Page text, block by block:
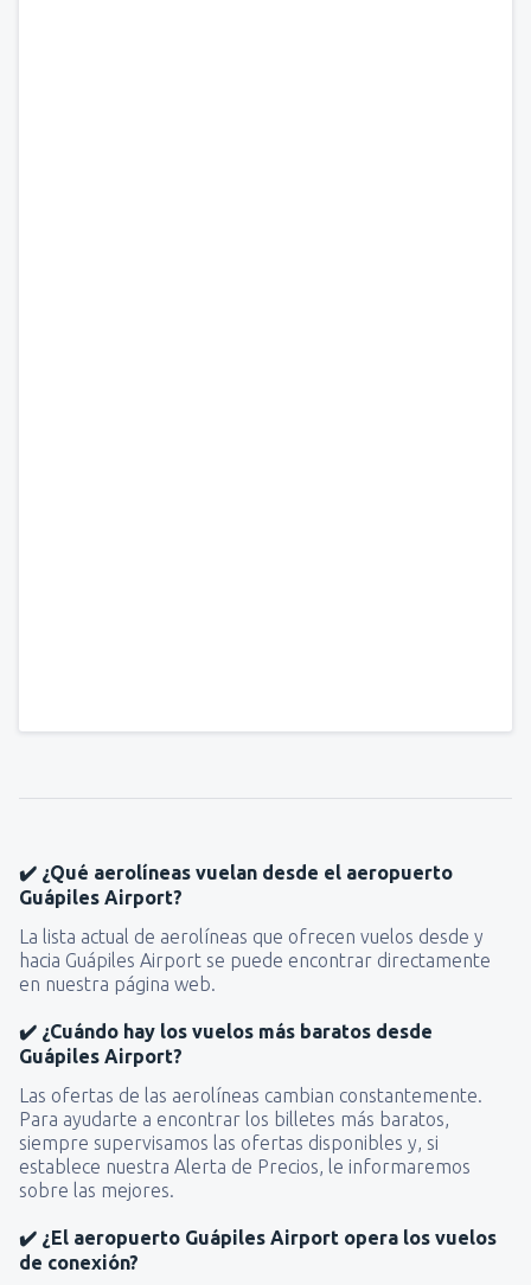
✔️ ¿Qué aerolíneas vuelan desde el aeropuerto
Guápiles Airport?
La lista actual de aerolíneas que ofrecen vuelos desde y
hacia Guápiles Airport se puede encontrar directamente
en nuestra página web.
✔️ ¿Cuándo hay los vuelos más baratos desde
Guápiles Airport?
Las ofertas de las aerolíneas cambian constantemente.
Para ayudarte a encontrar los billetes más baratos,
siempre supervisamos las ofertas disponibles y, si
establece nuestra Alerta de Precios, le informaremos
sobre las mejores.
✔️ ¿El aeropuerto Guápiles Airport opera los vuelos
de conexión?